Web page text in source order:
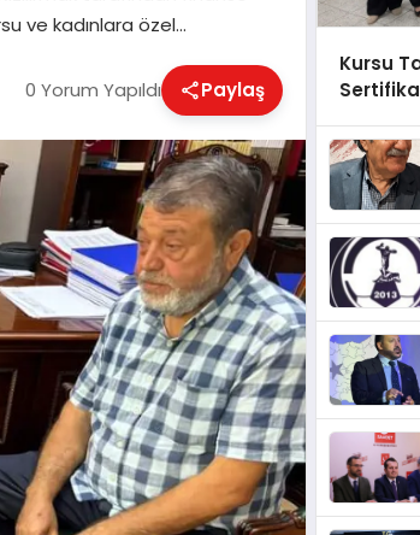
ve kadınlara özel…
0 Yorum Yapıldı Paylaş
Kursu